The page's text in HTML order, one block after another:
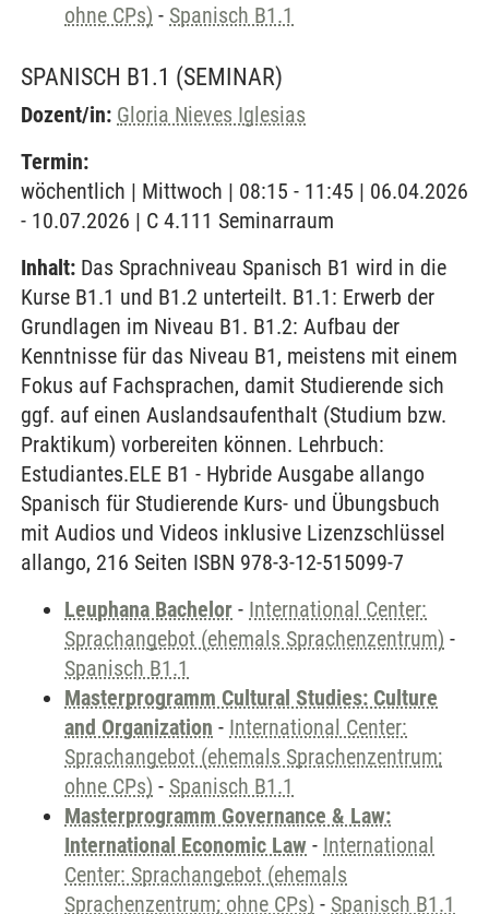
ohne CPs) - Spanisch B1.1
SPANISCH B1.1 (SEMINAR)
Dozent/in: Gloria Nieves Iglesias
Termin:
wöchentlich | Mittwoch | 08:15 - 11:45 | 06.04.2026
- 10.07.2026 | C 4.111 Seminarraum
Inhalt: Das Sprachniveau Spanisch B1 wird in die
Kurse B1.1 und B1.2 unterteilt. B1.1: Erwerb der
Grundlagen im Niveau B1. B1.2: Aufbau der
Kenntnisse für das Niveau B1, meistens mit einem
Fokus auf Fachsprachen, damit Studierende sich
ggf. auf einen Auslandsaufenthalt (Studium bzw.
Praktikum) vorbereiten können. Lehrbuch:
Estudiantes.ELE B1 - Hybride Ausgabe allango
Spanisch für Studierende Kurs- und Übungsbuch
mit Audios und Videos inklusive Lizenzschlüssel
allango, 216 Seiten ISBN 978-3-12-515099-7
Leuphana Bachelor - International Center:
Sprachangebot (ehemals Sprachenzentrum) -
Spanisch B1.1
Masterprogramm Cultural Studies: Culture
and Organization - International Center:
Sprachangebot (ehemals Sprachenzentrum;
ohne CPs) - Spanisch B1.1
Masterprogramm Governance & Law:
International Economic Law - International
Center: Sprachangebot (ehemals
Sprachenzentrum; ohne CPs) - Spanisch B1.1